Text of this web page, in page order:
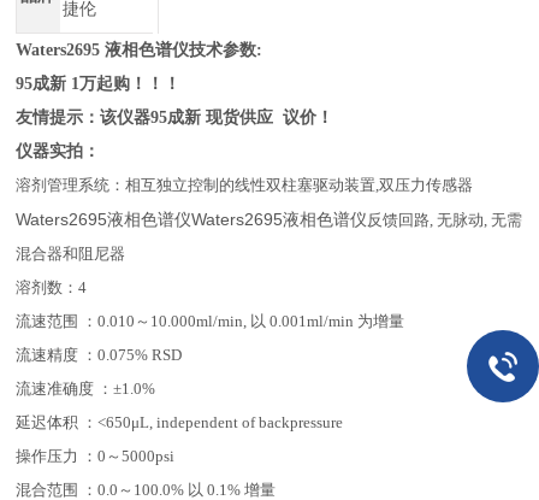
捷伦
Waters2695液相色谱仪技术参数:
95成新 1万起购！！！
友情提示：该仪器95成新 现货供应 议价！
仪器实拍：
溶剂管理系统：相互独立控制的线性双柱塞驱动装置,双压力传感器
Waters2695液相色谱仪Waters2695液相色谱仪反馈回路, 无脉动, 无需
混合器和阻尼器
溶剂数：4
流速范围 ：0.010～10.000ml/min, 以 0.001ml/min 为增量
流速精度 ：0.075% RSD
流速准确度 ：±1.0%
延迟体积 ：<650μL, independent of backpressure
操作压力 ：0～5000psi
混合范围 ：0.0～100.0% 以 0.1% 增量